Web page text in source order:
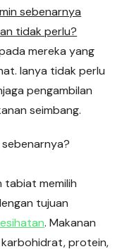
sebenarnya
tidak perlu?
mereka yang
Ianya tidak perlu
pengambilan
seimbang.
memilih
tujuan
. Makanan
karbohidrat, protein,